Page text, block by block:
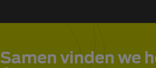
Samen vinden we